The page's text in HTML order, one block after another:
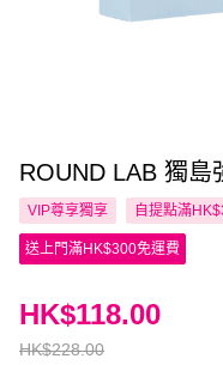
ROUND LAB 獨島
VIP尊享獨享 自提點滿
送上門滿HK$300免運費
HK$228.00
HK$118.00